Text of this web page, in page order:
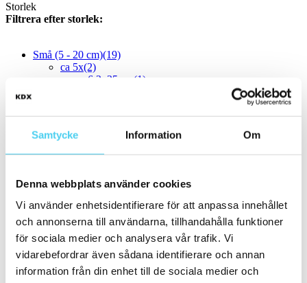
Samtycke Information Om
Denna webbplats använder cookies
Vi använder enhetsidentifierare för att anpassa innehållet
och annonserna till användarna, tillhandahålla funktioner
för sociala medier och analysera vår trafik. Vi
vidarebefordrar även sådana identifierare och annan
information från din enhet till de sociala medier och
Storlek
Filtrera efter storlek:
Små (5 - 20 cm)(19)
ca 5x(2)
6.2x25 cm (1)
ca 10x20 cm(2)
10x20 cm
(2)
ca 10x30 cm(4)
10x30 cm(4)
ca 15x (6)
12.5x25 cm(1)
ca 15x15 cm(3)
15x15 cm
15x30 cm(2)
ca 20x(6)
ca 20x20 cm(2)
20x20 cm(2)
20x10 cm(2)